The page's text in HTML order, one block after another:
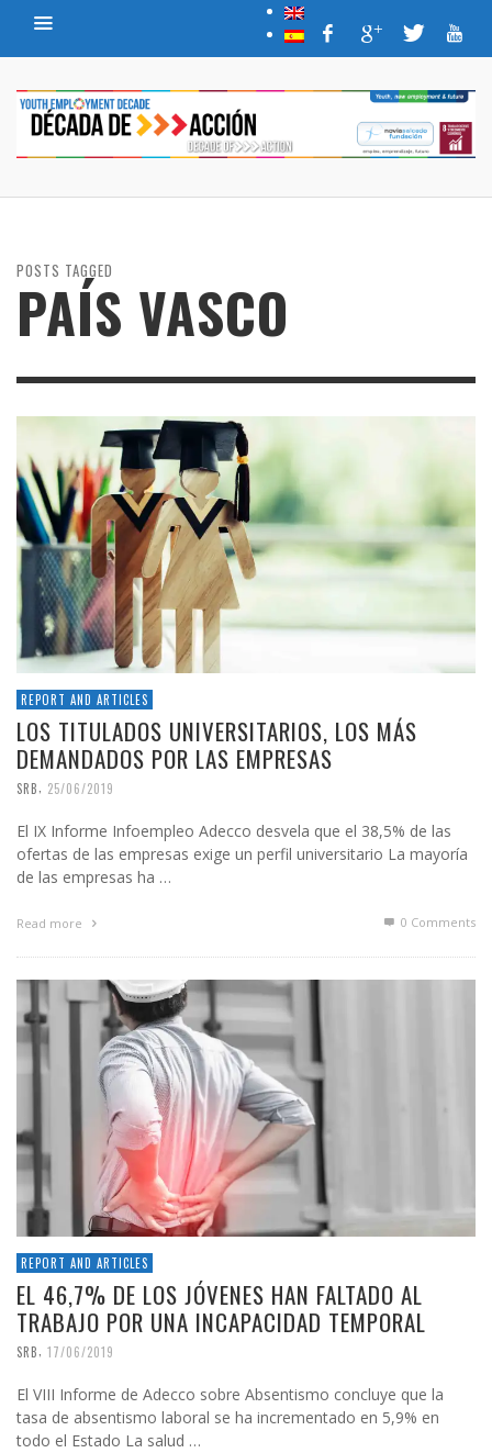
POSTS TAGGED
PAÍS VASCO
REPORT AND ARTICLES
LOS TITULADOS UNIVERSITARIOS, LOS MÁS
DEMANDADOS POR LAS EMPRESAS
SRB, 25/06/2019
El IX Informe Infoempleo Adecco desvela que el 38,5% de las
ofertas de las empresas exige un perfil universitario La mayoría
de las empresas ha …
Read more 0 Comments
REPORT AND ARTICLES
EL 46,7% DE LOS JÓVENES HAN FALTADO AL
TRABAJO POR UNA INCAPACIDAD TEMPORAL
SRB, 17/06/2019
El VIII Informe de Adecco sobre Absentismo concluye que la
tasa de absentismo laboral se ha incrementado en 5,9% en
todo el Estado La salud …